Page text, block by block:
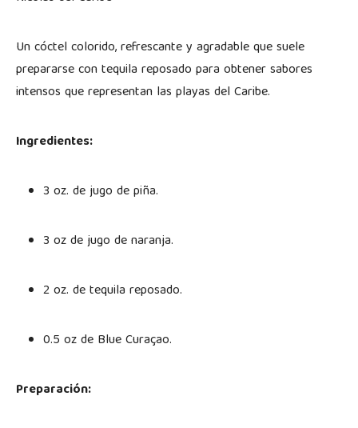
Un cóctel colorido, refrescante y agradable que suele
prepararse con tequila reposado para obtener sabores
intensos que representan las playas del Caribe.
Ingredientes:
3 oz. de jugo de piña.
3 oz de jugo de naranja.
2 oz. de tequila reposado.
0.5 oz de Blue Curaçao.
Preparación: